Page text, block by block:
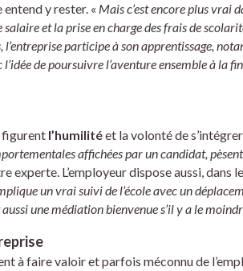
y rester. « Mais c’est encore plus vrai
salaire et la prise en charge des frais de
participe à son apprentissage,
de poursuivre l’aventure ensemble à la
figurent l’humilitéet la volonté de
affichées par un candidat,
experte. L’employeur dispose aussi, dans
un vrai suivi de l’école avec un
une médiation bienvenue s’il y a le
à faire valoir et parfois méconnu de